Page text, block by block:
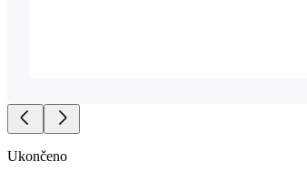
Ukončeno